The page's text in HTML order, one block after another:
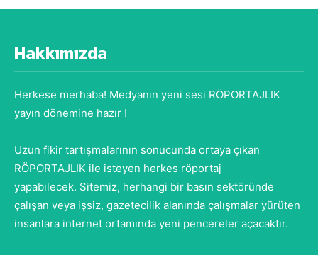
Hakkımızda
Herkese merhaba! Medyanın yeni sesi RÖPORTAJLIK
yayın dönemine hazır !
Uzun fikir tartışmalarının sonucunda ortaya çıkan
RÖPORTAJLIK ile isteyen herkes röportaj
yapabilecek. Sitemiz, herhangi bir basın sektöründe
çalışan veya işsiz, gazetecilik alanında çalışmalar yürüten
insanlara internet ortamında yeni pencereler açacaktır.